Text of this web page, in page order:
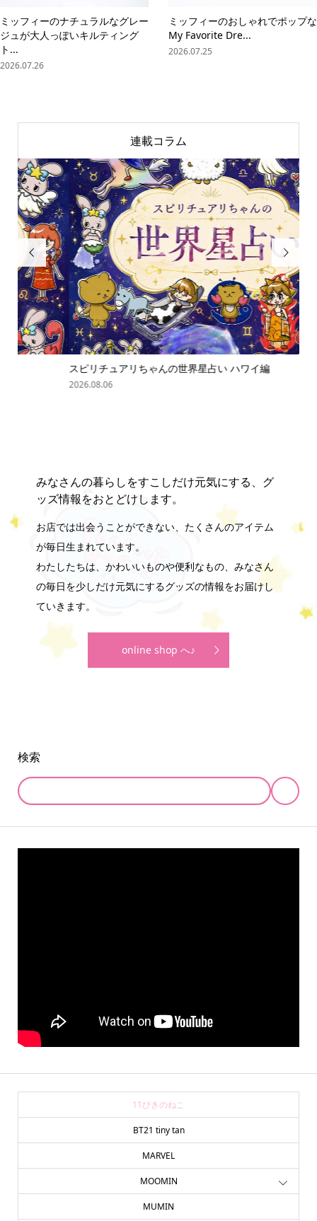
ミッフィーのナチュラルなグレー
ジュが大人っぽいキルティング
ト...
2026.07.26
ミッフィーのおしゃれでポップな
My Favorite Dre...
2026.07.25
連載コラム

スピリチュアリちゃんの世界星占い ハワイ編

みなさんの暮らしをすこしだけ元気にする、グ
ッズ情報をおとどけします。
お店では出会うことができない、たくさんのアイテム
が毎日生まれています。
わたしたちは、かわいいものや便利なもの、みなさん
の毎日を少しだけ元気にするグッズの情報をお届けし
ていきます。
online shop へ♪
検索
11ぴきのねこ
BT21 tiny tan
MARVEL
MOOMIN
MUMIN